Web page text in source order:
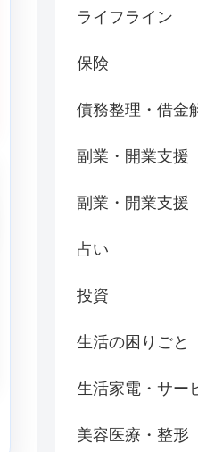
ライフライン
保険
債務整理・借金
副業・開業支援
副業・開業支援
占い
投資
生活の困りごと
生活家電・サー
美容医療・整形